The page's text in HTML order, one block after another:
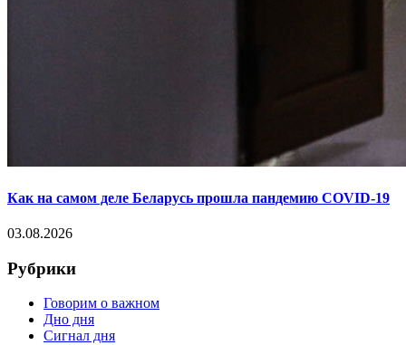
Как на самом деле Беларусь прошла пандемию COVID-19
03.08.2026
Рубрики
Говорим о важном
Дно дня
Сигнал дня